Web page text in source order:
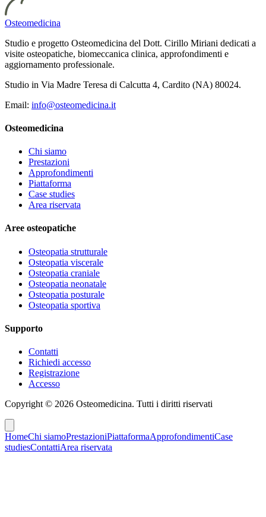
Osteomedicina
Studio e progetto Osteomedicina del Dott. Cirillo Miriani dedicati a
visite osteopatiche, biomeccanica clinica, approfondimenti e
aggiornamento professionale.
Studio in Via Madre Teresa di Calcutta 4, Cardito (NA) 80024.
Email: info@osteomedicina.it
Osteomedicina
Chi siamo
Prestazioni
Approfondimenti
Piattaforma
Case studies
Area riservata
Aree osteopatiche
Osteopatia strutturale
Osteopatia viscerale
Osteopatia craniale
Osteopatia neonatale
Osteopatia posturale
Osteopatia sportiva
Supporto
Contatti
Richiedi accesso
Registrazione
Accesso
Copyright © 2026 Osteomedicina. Tutti i diritti riservati
HomeChi siamoPrestazioniPiattaformaApprofondimentiCase
studiesContattiArea riservata